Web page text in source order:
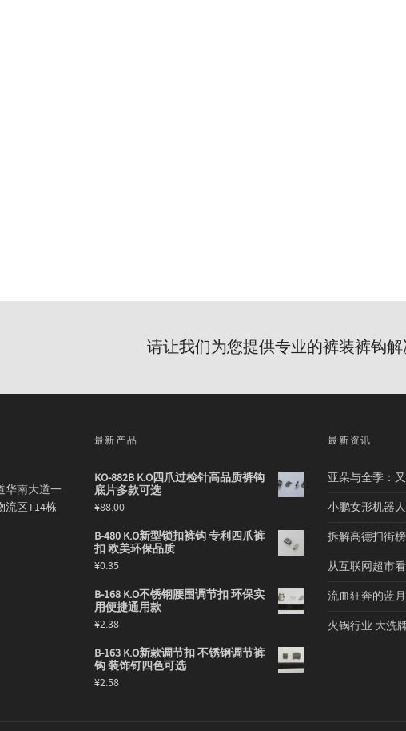
请让我们为您提供专业的裤装裤钩
华南大道一
流区T14栋
最新产品
KO-882B K.O四爪过检针高品质裤钩
底片多款可选
¥88.00
B-480 K.O新型锁扣裤钩 专利四爪裤
扣 欧美环保品质
¥0.35
B-168 K.O不锈钢腰围调节扣 环保实
用便捷通用款
¥2.38
B-163 K.O新款调节扣 不锈钢调节裤
钩 装饰钉四色可选
¥2.58
最新资讯
亚朵与全季：
小鹏女形机器
拆解高德扫街
从互联网超市
流血狂奔的蓝
火锅行业 大洗